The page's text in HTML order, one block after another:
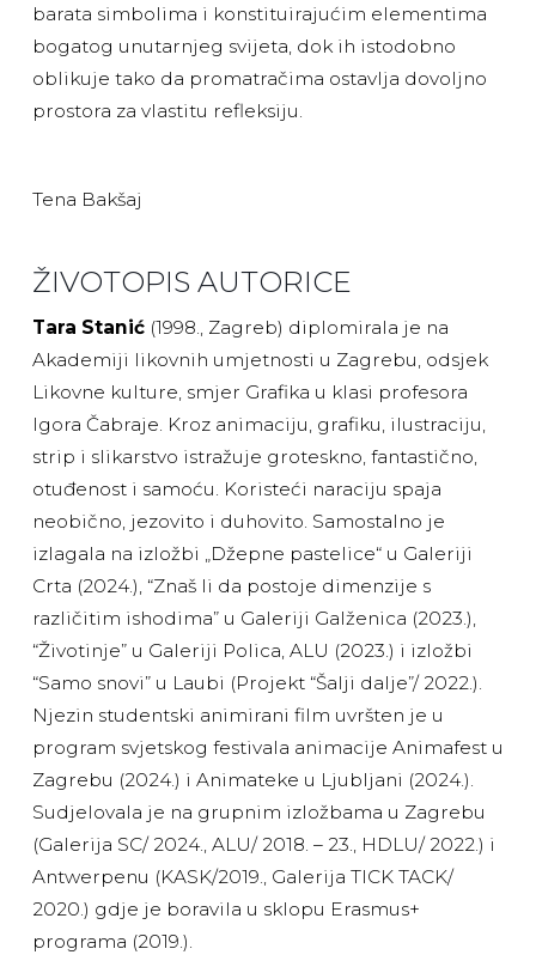
barata simbolima i konstituirajućim elementima
bogatog unutarnjeg svijeta, dok ih istodobno
oblikuje tako da promatračima ostavlja dovoljno
prostora za vlastitu refleksiju.
Tena Bakšaj
ŽIVOTOPIS AUTORICE
Tara Stanić(1998., Zagreb) diplomirala je na
Akademiji likovnih umjetnosti u Zagrebu, odsjek
Likovne kulture, smjer Grafika u klasi profesora
Igora Čabraje. Kroz animaciju, grafiku, ilustraciju,
strip i slikarstvo istražuje groteskno, fantastično,
otuđenost i samoću. Koristeći naraciju spaja
neobično, jezovito i duhovito. Samostalno je
izlagala na izložbi „Džepne pastelice“ u Galeriji
Crta (2024.), “Znaš li da postoje dimenzije s
različitim ishodima” u Galeriji Galženica (2023.),
“Životinje” u Galeriji Polica, ALU (2023.) i izložbi
“Samo snovi” u Laubi (Projekt “Šalji dalje”/ 2022.).
Njezin studentski animirani film uvršten je u
program svjetskog festivala animacije Animafest u
Zagrebu (2024.) i Animateke u Ljubljani (2024.).
Sudjelovala je na grupnim izložbama u Zagrebu
(Galerija SC/ 2024., ALU/ 2018. – 23., HDLU/ 2022.) i
Antwerpenu (KASK/2019., Galerija TICK TACK/
2020.) gdje je boravila u sklopu Erasmus+
programa (2019.).